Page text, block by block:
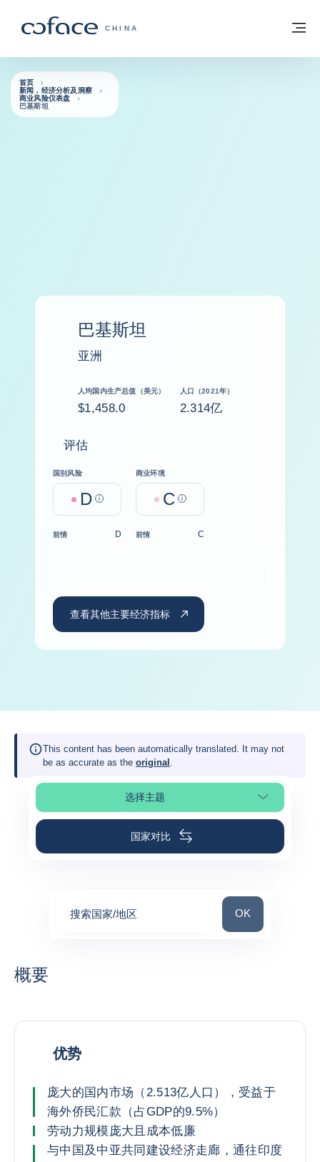
科法斯：携手共创安全贸易 - 首页
CHINA
返回首页
首页
新闻，经济分析及洞察
商业风险仪表盘
巴基斯坦
巴基斯坦
亚洲
人均国内生产总值（美元）
$1,458.0
人口（2021年）
2.314亿
评估
国别风险
D Help
商业环境
C Help
前情 D 前情 C
查看其他主要经济指标
This content has been automatically translated. It may not
be as accurate as the original .
选择主题
选择页面
国家对比
搜索国家/地区 搜索国家/地区
OK
概要
优势
庞大的国内市场（2.513亿人口），受益于
海外侨民汇款（占GDP的9.5%）
劳动力规模庞大且成本低廉
与中国及中亚共同建设经济走廊，通往印度